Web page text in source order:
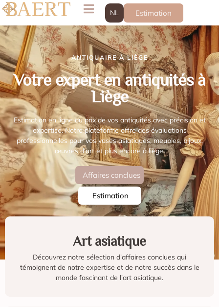
NL Estimation
ANTIQUAIRE À LIÈGE
Votre expert en antiquités à
Liège
Estimation en ligne du prix de vos antiquités avec précision et
expertise. Notre plateforme offre des évaluations
professionnelles pour vos vases asiatiques, meubles, bijoux,
œuvres d'art et plus encore à liège.
Affaires conclues
Estimation
Art asiatique
Découvrez notre sélection d'affaires conclues qui
témoignent de notre expertise et de notre succès dans le
monde fascinant de l'art asiatique.